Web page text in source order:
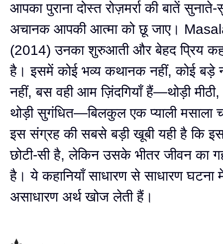
आपका पुराना दोस्त रोज़मर्रा की बातें सुनाते-
अचानक आपकी आत्मा को छू जाए।
(2014) उनका शुरुआती और बेहद प्रिय
है। इसमें कोई भव्य कथानक नहीं, कोई बड़े
नहीं, बस वही आम ज़िंदगियाँ हैं—थोड़ी
थोड़ी सुगंधित—बिलकुल एक प्याली मसाला
इस संग्रह की सबसे बड़ी खूबी यही है कि
छोटी-सी है, लेकिन उसके भीतर जीवन का
है। ये कहानियाँ साधारण से साधारण घटना
असाधारण अर्थ खोज लेती हैं।